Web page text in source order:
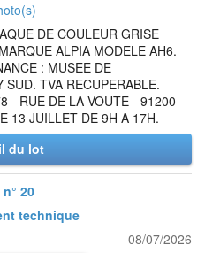
DE COULEUR GRISE
ALPIA MODELE AH6.
: MUSEE DE
SUD. TVA RECUPERABLE.
- RUE DE LA VOUTE - 91200
13 JUILLET DE 9H A 17H.
du lot
20
technique
08/07/2026